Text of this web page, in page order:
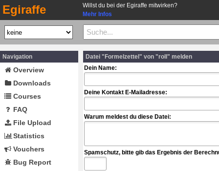
Egiraffe
Willst du bei der Egiraffe mitwirken?
Mehr Infos
Navigation
Overview
Downloads
Courses
FAQ
File Upload
Statistics
Vouchers
Bug Report
Datei "Formelzettel" von "roll" melden
Dein Name:
Deine Kontakt E-Mailadresse:
Warum meldest du diese Datei:
Spamschutz, bitte gib das Ergebnis der